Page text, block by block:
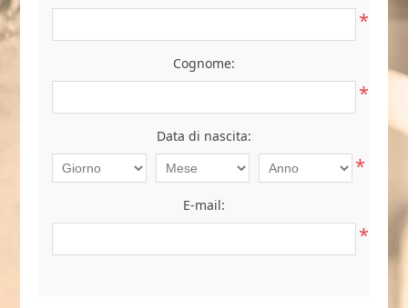
*
Cognome:
*
Data di nascita:
*
E-mail:
*